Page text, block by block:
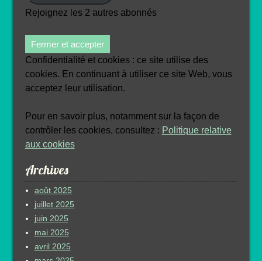
Rejoignez les 2 autres abonnés
Confidentialité et cookies : ce site utilise des
cookies. En continuant à utiliser ce site Web, vous
acceptez leur utilisation.
Pour en savoir plus, notamment sur la façon de
contrôler les cookies, consultez : Politique relative
aux cookies
Archives
août 2025
juillet 2025
juin 2025
mai 2025
avril 2025